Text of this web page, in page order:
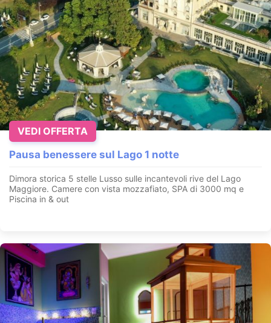
Pausa benessere sul Lago 1 notte
Dimora storica 5 stelle Lusso sulle incantevoli rive del Lago
Maggiore. Camere con vista mozzafiato, SPA di 3000 mq e
Piscina in & out
VEDI OFFERTA